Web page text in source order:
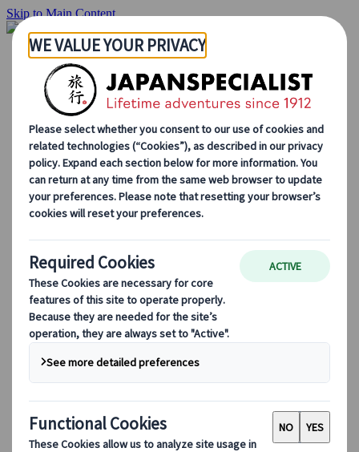
Skip to Main Content
Inizio
Itinerari di viaggio
Itinerari individuali
Tour guidati
Drive & stay
Tour di serie
Escursioni
Tour di gruppo su misura
Japan Rail Pass
Come lavoriamo
Chi siamo
Il nostro team
Blog
Consigli di viaggio per ogni stagione
Attrazioni principali
Approfondimenti culturali
Esperienze culinarie
Alla scoperta del Giappone in treno
Domande frequenti
Informazioni essenziali
Regole di etichetta
Guidare in Giappone
Prenotare con noi
Japan Rail Pass
Strutture ricettive
Consulenza online